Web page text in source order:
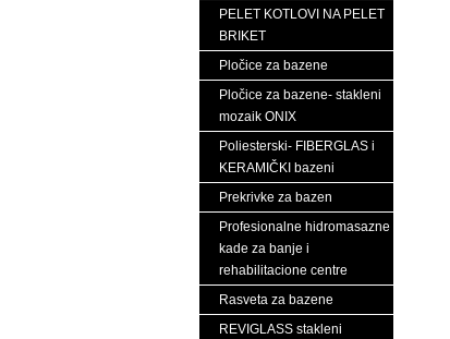
PELET KOTLOVI NA PELET
BRIKET
Pločice za bazene
Pločice za bazene- stakleni
mozaik ONIX
Poliesterski- FIBERGLAS i
KERAMIČKI bazeni
Prekrivke za bazen
Profesionalne hidromasazne
kade za banje i
rehabilitacione centre
Rasveta za bazene
REVIGLASS stakleni